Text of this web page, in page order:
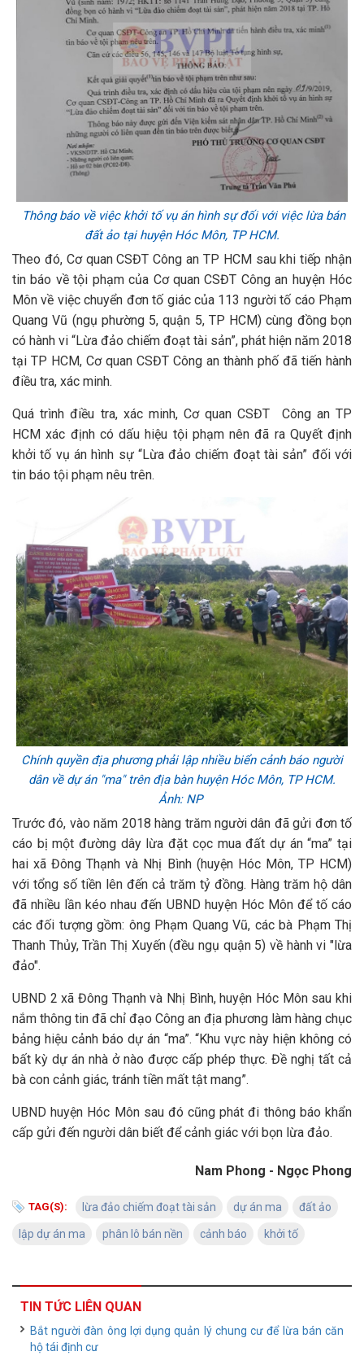
Thông báo về việc khởi tố vụ án hình sự đối với việc lừa bán
đất ảo tại huyện Hóc Môn, TP HCM.
Theo đó, Cơ quan CSĐT Công an TP HCM sau khi tiếp nhận
tin báo về tội phạm của Cơ quan CSĐT Công an huyện Hóc
Môn về việc chuyển đơn tố giác của 113 người tố cáo Phạm
Quang Vũ (ngụ phường 5, quận 5, TP HCM) cùng đồng bọn
có hành vi “Lừa đảo chiếm đoạt tài sản”, phát hiện năm 2018
tại TP HCM, Cơ quan CSĐT Công an thành phố đã tiến hành
điều tra, xác minh.
Quá trình điều tra, xác minh, Cơ quan CSĐT Công an TP
HCM xác định có dấu hiệu tội phạm nên đã ra Quyết định
khởi tố vụ án hình sự “Lừa đảo chiếm đoạt tài sản” đối với
tin báo tội phạm nêu trên.
Chính quyền địa phương phải lập nhiều biển cảnh báo người
dân về dự án "ma" trên địa bàn huyện Hóc Môn, TP HCM.
Ảnh: NP
Trước đó, vào năm 2018 hàng trăm người dân đã gửi đơn tố
cáo bị một đường dây lừa đặt cọc mua đất dự án “ma” tại
hai xã Đông Thạnh và Nhị Bình (huyện Hóc Môn, TP HCM)
với tổng số tiền lên đến cả trăm tỷ đồng. Hàng trăm hộ dân
đã nhiều lần kéo nhau đến UBND huyện Hóc Môn để tố cáo
các đối tượng gồm: ông Phạm Quang Vũ, các bà Phạm Thị
Thanh Thủy, Trần Thị Xuyến (đều ngụ quận 5) về hành vi "lừa
đảo".
UBND 2 xã Đông Thạnh và Nhị Bình, huyện Hóc Môn sau khi
nắm thông tin đã chỉ đạo Công an địa phương làm hàng chục
bảng hiệu cảnh báo dự án “ma”. “Khu vực này hiện không có
bất kỳ dự án nhà ở nào được cấp phép thực. Đề nghị tất cả
bà con cảnh giác, tránh tiền mất tật mang”.
UBND huyện Hóc Môn sau đó cũng phát đi thông báo khẩn
cấp gửi đến người dân biết để cảnh giác với bọn lừa đảo.
Nam Phong - Ngọc Phong
TAG(S): lừa đảo chiếm đoạt tài sản dự án ma đất ảo
lập dự án ma phân lô bán nền cảnh báo khởi tố
TIN TỨC LIÊN QUAN
Bắt người đàn ông lợi dụng quản lý chung cư để lừa bán căn
hộ tái định cư